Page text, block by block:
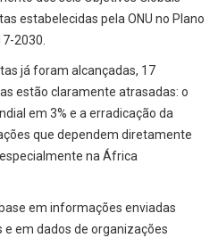
estabelecidas pela ONU no Plano
2030.
já foram alcançadas, 17
estão claramente atrasadas: o
em 3% e a erradicação da
que dependem diretamente
na África
em informações enviadas
em dados de organizações